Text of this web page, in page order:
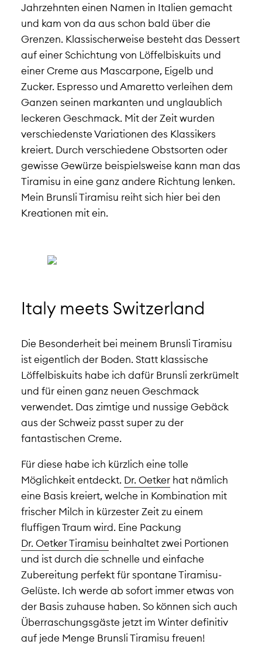
Jahrzehnten einen Namen in Italien gemacht
und kam von da aus schon bald über die
Grenzen. Klassischerweise besteht das Dessert
auf einer Schichtung von Löffelbiskuits und
einer Creme aus Mascarpone, Eigelb und
Zucker. Espresso und Amaretto verleihen dem
Ganzen seinen markanten und unglaublich
leckeren Geschmack. Mit der Zeit wurden
verschiedenste Variationen des Klassikers
kreiert. Durch verschiedene Obstsorten oder
gewisse Gewürze beispielsweise kann man das
Tiramisu in eine ganz andere Richtung lenken.
Mein Brunsli Tiramisu reiht sich hier bei den
Kreationen mit ein.
Italy meets Switzerland
Die Besonderheit bei meinem Brunsli Tiramisu
ist eigentlich der Boden. Statt klassische
Löffelbiskuits habe ich dafür Brunsli zerkrümelt
und für einen ganz neuen Geschmack
verwendet. Das zimtige und nussige Gebäck
aus der Schweiz passt super zu der
fantastischen Creme.
Für diese habe ich kürzlich eine tolle
Möglichkeit entdeckt. Dr. Oetkerhat nämlich
eine Basis kreiert, welche in Kombination mit
frischer Milch in kürzester Zeit zu einem
fluffigen Traum wird. Eine Packung
Dr. Oetker Tiramisu beinhaltet zwei Portionen
und ist durch die schnelle und einfache
Zubereitung perfekt für spontane Tiramisu-
Gelüste. Ich werde ab sofort immer etwas von
der Basis zuhause haben. So können sich auch
Überraschungsgäste jetzt im Winter definitiv
auf jede Menge Brunsli Tiramisu freuen!